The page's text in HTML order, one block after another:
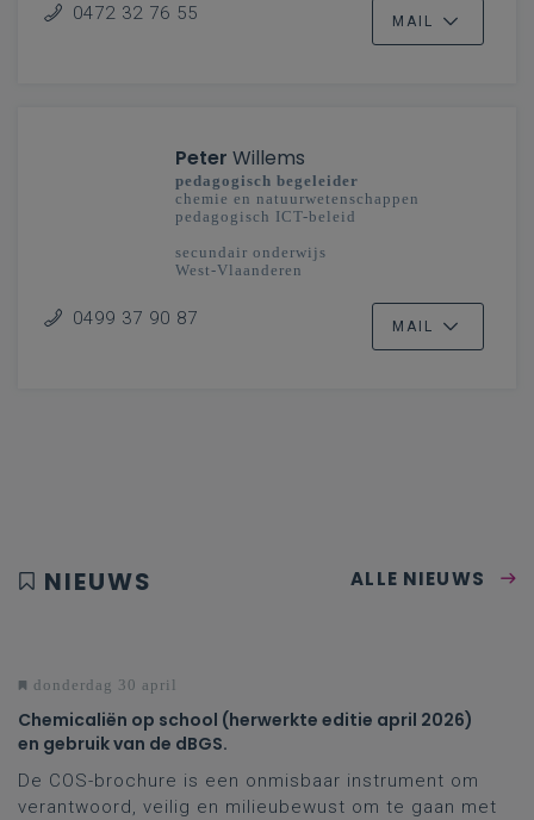
0472 32 76 55 MAIL
Peter Willems
pedagogisch begeleider
chemie en natuurwetenschappen
pedagogisch ICT-beleid
secundair onderwijs
West-Vlaanderen
0499 37 90 87 MAIL
NIEUWS ALLE NIEUWS
donderdag 30 april
Chemicaliën op school (herwerkte editie april 2026)
en gebruik van de dBGS.
De COS-brochure is een onmisbaar instrument om
verantwoord, veilig en milieubewust om te gaan met